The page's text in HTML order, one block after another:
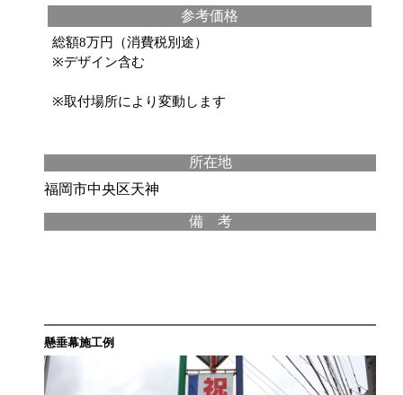
参考価格
総額8万円（消費税別途）
※デザイン含む
※取付場所により変動します
所在地
福岡市中央区天神
備 考
懸垂幕施工例